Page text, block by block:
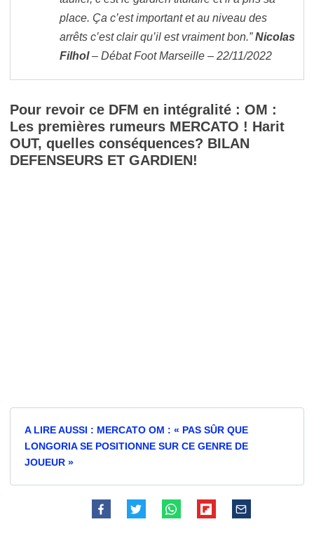
place. Ça c’est important et au niveau des
arrêts c’est clair qu’il est vraiment bon.”Nicolas
Filhol– Débat Foot Marseille – 22/11/2022
Pour revoir ce DFM en intégralité : OM :
Les premières rumeurs MERCATO ! Harit
OUT, quelles conséquences? BILAN
DEFENSEURS ET GARDIEN!
A LIRE AUSSI : MERCATO OM : « PAS SÛR QUE
LONGORIA SE POSITIONNE SUR CE GENRE DE
JOUEUR »